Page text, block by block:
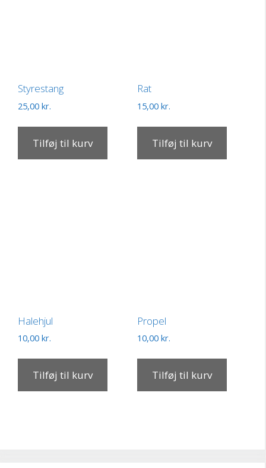
Styrestang
25,00 kr.
Tilføj til kurv
Rat
15,00 kr.
Tilføj til kurv
Halehjul
10,00 kr.
Tilføj til kurv
Propel
10,00 kr.
Tilføj til kurv